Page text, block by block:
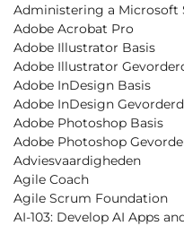
Administering a Microsoft
Adobe Acrobat Pro
Adobe Illustrator Basis
Adobe Illustrator
Adobe InDesign Basis
Adobe InDesign
Adobe Photoshop Basis
Adobe Photoshop
Adviesvaardigheden
Agile Coach
Agile Scrum Foundation
AI-103: Develop AI Apps